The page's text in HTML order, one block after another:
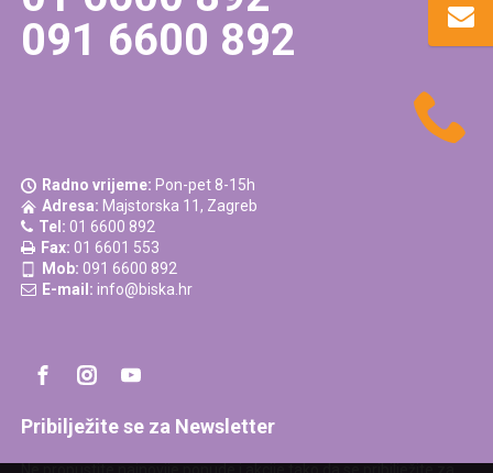
091 6600 892
Radno vrijeme: Pon-pet 8-15h
Adresa: Majstorska 11, Zagreb
Tel: 01 6600 892
Fax: 01 6601 553
Mob: 091 6600 892
E-mail: info@biska.hr
Pribilježite se za Newsletter